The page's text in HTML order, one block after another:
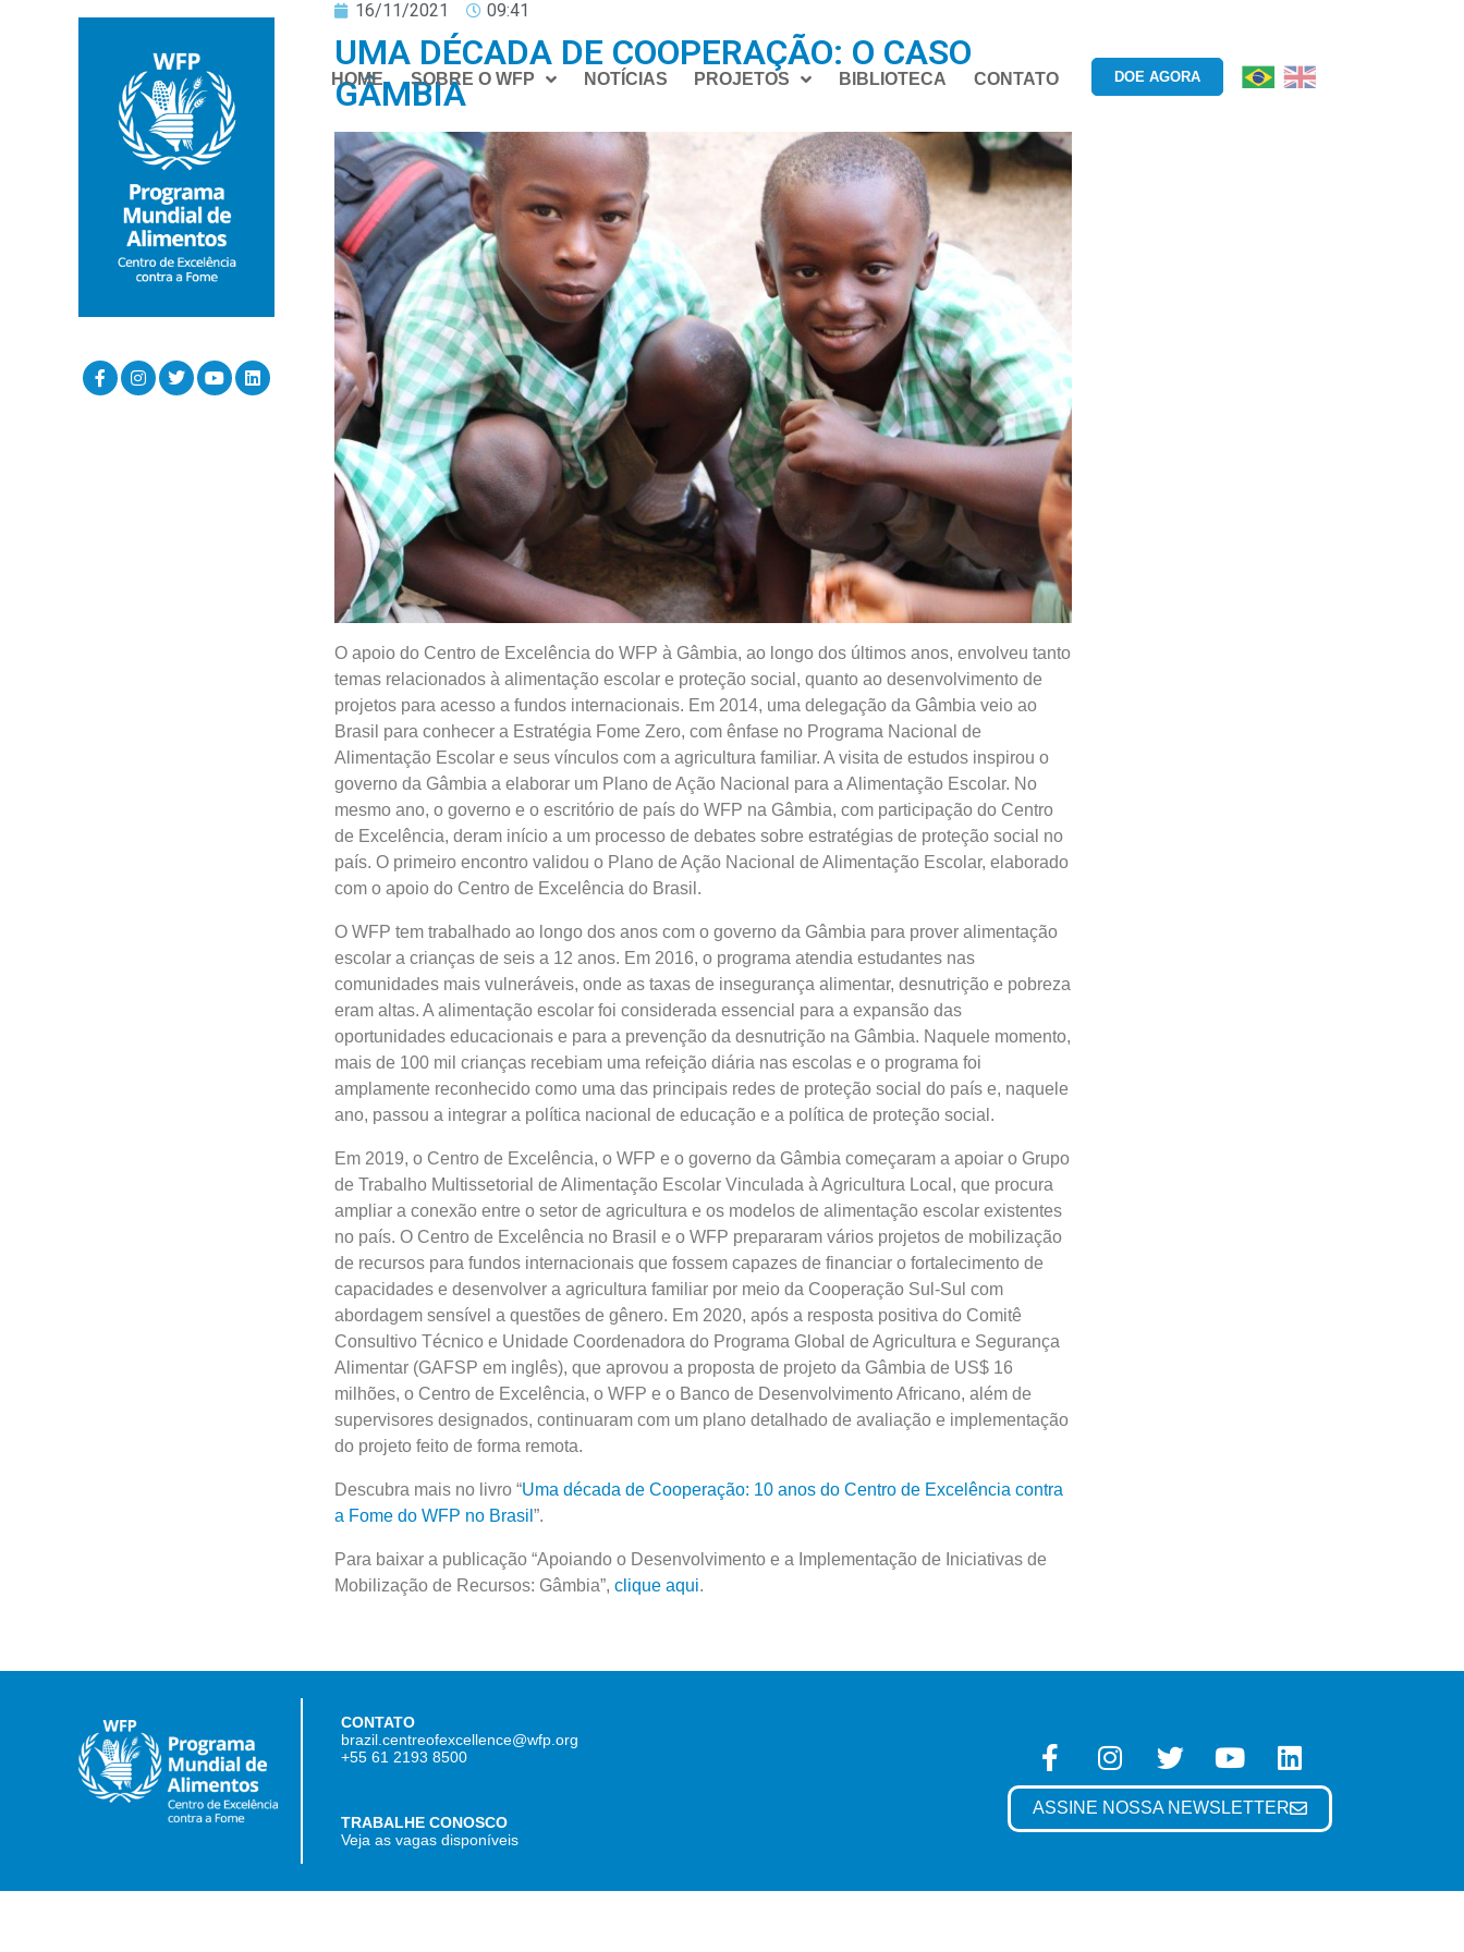
HOME SOBRE O WFP NOTÍCIAS PROJETOS BIBLIOTECA CONTATO DOE AGORA
16/11/2021 09:41
UMA DÉCADA DE COOPERAÇÃO: O CASO
GÂMBIA
O apoio do Centro de Excelência do WFP à Gâmbia, ao longo dos últimos anos, envolveu tanto
temas relacionados à alimentação escolar e proteção social, quanto ao desenvolvimento de
projetos para acesso a fundos internacionais. Em 2014, uma delegação da Gâmbia veio ao
Brasil para conhecer a Estratégia Fome Zero, com ênfase no Programa Nacional de
Alimentação Escolar e seus vínculos com a agricultura familiar. A visita de estudos inspirou o
governo da Gâmbia a elaborar um Plano de Ação Nacional para a Alimentação Escolar. No
mesmo ano, o governo e o escritório de país do WFP na Gâmbia, com participação do Centro
de Excelência, deram início a um processo de debates sobre estratégias de proteção social no
país. O primeiro encontro validou o Plano de Ação Nacional de Alimentação Escolar, elaborado
com o apoio do Centro de Excelência do Brasil.
O WFP tem trabalhado ao longo dos anos com o governo da Gâmbia para prover alimentação
escolar a crianças de seis a 12 anos. Em 2016, o programa atendia estudantes nas
comunidades mais vulneráveis, onde as taxas de insegurança alimentar, desnutrição e pobreza
eram altas. A alimentação escolar foi considerada essencial para a expansão das
oportunidades educacionais e para a prevenção da desnutrição na Gâmbia. Naquele momento,
mais de 100 mil crianças recebiam uma refeição diária nas escolas e o programa foi
amplamente reconhecido como uma das principais redes de proteção social do país e, naquele
ano, passou a integrar a política nacional de educação e a política de proteção social.
Em 2019, o Centro de Excelência, o WFP e o governo da Gâmbia começaram a apoiar o Grupo
de Trabalho Multissetorial de Alimentação Escolar Vinculada à Agricultura Local, que procura
ampliar a conexão entre o setor de agricultura e os modelos de alimentação escolar existentes
no país. O Centro de Excelência no Brasil e o WFP prepararam vários projetos de mobilização
de recursos para fundos internacionais que fossem capazes de financiar o fortalecimento de
capacidades e desenvolver a agricultura familiar por meio da Cooperação Sul-Sul com
abordagem sensível a questões de gênero. Em 2020, após a resposta positiva do Comitê
Consultivo Técnico e Unidade Coordenadora do Programa Global de Agricultura e Segurança
Alimentar (GAFSP em inglês), que aprovou a proposta de projeto da Gâmbia de US$ 16
milhões, o Centro de Excelência, o WFP e o Banco de Desenvolvimento Africano, além de
supervisores designados, continuaram com um plano detalhado de avaliação e implementação
do projeto feito de forma remota.
Descubra mais no livro “Uma década de Cooperação: 10 anos do Centro de Excelência contra
a Fome do WFP no Brasil ”.
Para baixar a publicação “Apoiando o Desenvolvimento e a Implementação de Iniciativas de
Mobilização de Recursos: Gâmbia”, clique aqui.
CONTATO
brazil.centreofexcellence@wfp.org
+55 61 2193 8500
TRABALHE CONOSCO
Veja as vagas disponíveis
ASSINE NOSSA NEWSLETTER